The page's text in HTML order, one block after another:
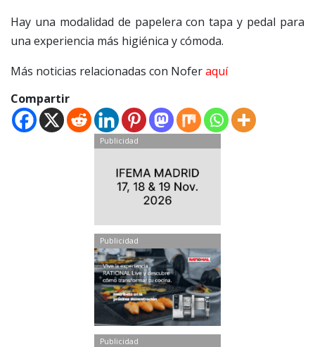
Hay una modalidad de papelera con tapa y pedal para
una experiencia más higiénica y cómoda.
Más noticias relacionadas con Noferaquí
Compartir
Publicidad
Publicidad
Publicidad